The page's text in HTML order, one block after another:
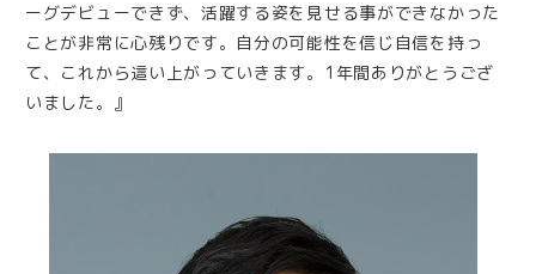
ーグデビューできず、活躍する姿を見せる事ができなかった
ことが非常に心残りです。自分の可能性を信じ自信を持っ
て、これから這い上がっていきます。1年間ありがとうござ
いました。』